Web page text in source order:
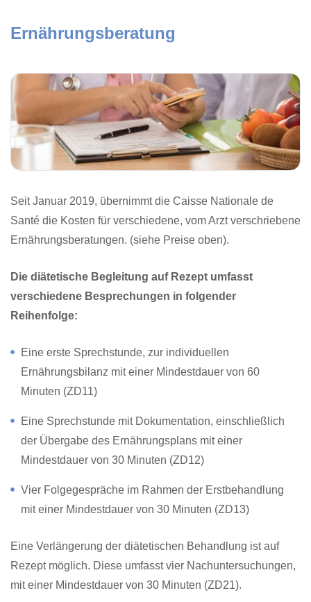
Ernährungsberatung
Seit Januar 2019, übernimmt die Caisse Nationale de
Santé die Kosten für verschiedene, vom Arzt verschriebene
Ernährungsberatungen. (siehe Preise oben).
Die diätetische Begleitung auf Rezept umfasst
verschiedene Besprechungen in folgender
Reihenfolge:
Eine erste Sprechstunde, zur individuellen
Ernährungsbilanz mit einer Mindestdauer von 60
Minuten (ZD11)
Eine Sprechstunde mit Dokumentation, einschließlich
der Übergabe des Ernährungsplans mit einer
Mindestdauer von 30 Minuten (ZD12)
Vier Folgegespräche im Rahmen der Erstbehandlung
mit einer Mindestdauer von 30 Minuten (ZD13)
Eine Verlängerung der diätetischen Behandlung ist auf
Rezept möglich. Diese umfasst vier Nachuntersuchungen,
mit einer Mindestdauer von 30 Minuten (ZD21).